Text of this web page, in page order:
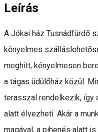
Leírás
A Jókai ház Tusnádfürdő
kényelmes
meghitt, kényelmesen
a tágas üdülőház közül.
terasszal rendelkezik, így
alatt élvezheti. Akár a
magával, a pihenés alatt